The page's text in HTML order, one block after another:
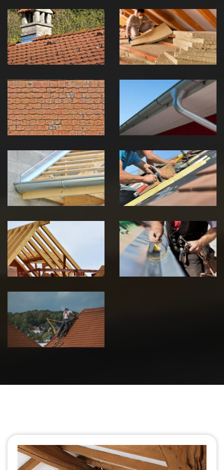
Couvreur
zingueur 39
Jura
Isolation de
toiture 39
Jura
démoussage de
toiture 39
Jura
pose de
gouttière 39
Jura
Pose de
Chéneau 39
Jura
Réparation de
toiture 39
Jura
Traitement de
charpente 39
Jura
Travaux de
zinguerie 39
Jura
Urgence fuite
de toiture 39
Jura